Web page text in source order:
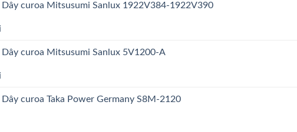
Dây curoa Mitsusumi Sanlux 1922V384-1922V390
Dây curoa Mitsusumi Sanlux 5V1200-A
Dây curoa Taka Power Germany S8M-2120